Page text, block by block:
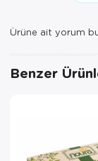
Ürüne ait yorum
Benzer